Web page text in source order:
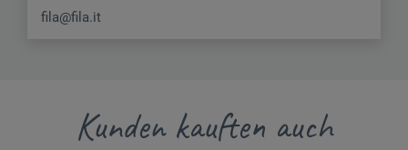
fila@fila.it
Kunden kauften auch